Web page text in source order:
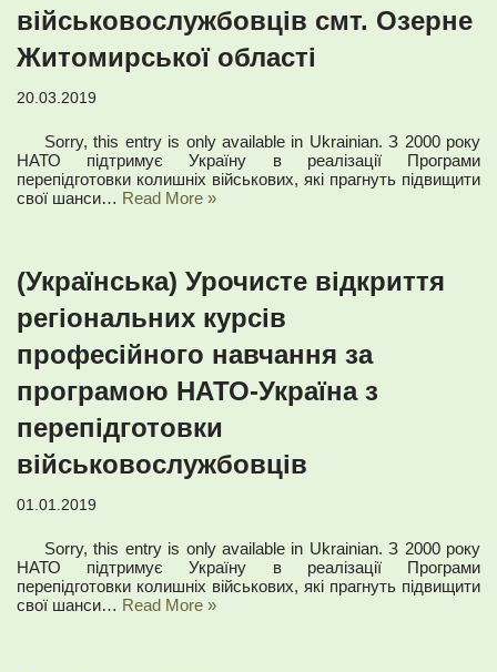
військовослужбовців смт. Озерне
Житомирської області
20.03.2019
Sorry, this entry is only available in Ukrainian. З 2000 року
НАТО підтримує Україну в реалізації Програми
перепідготовки колишніх військових, які прагнуть підвищити
свої шанси… Read More »
(Українська) Урочисте відкриття
регіональних курсів
професійного навчання за
програмою НАТО-Україна з
перепідготовки
військовослужбовців
01.01.2019
Sorry, this entry is only available in Ukrainian. З 2000 року
НАТО підтримує Україну в реалізації Програми
перепідготовки колишніх військових, які прагнуть підвищити
свої шанси… Read More »